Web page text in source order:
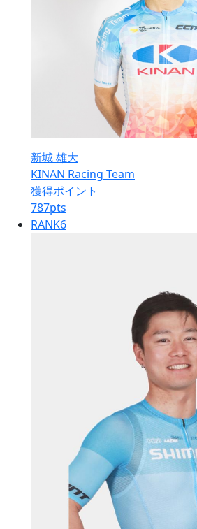
新城 雄大
KINAN Racing Team
獲得ポイント
787pts
RANK6